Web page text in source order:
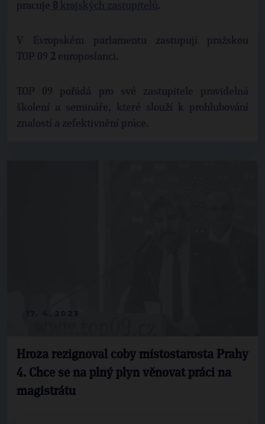
pracuje
.
V Evropském parlamentu zastupují pražskou
TOP 09 2 europoslanci.
TOP 09 pořádá pro své zastupitele pravidelná
školení a semináře, které slouží k prohlubování
znalostí a zefektivnění práce.
Hroza rezignoval coby místostarosta Prahy
4. Chce se na plný plyn věnovat práci na
magistrátu